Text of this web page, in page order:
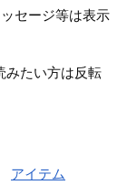
セージ等は表示
みたい方は反転
アイテム